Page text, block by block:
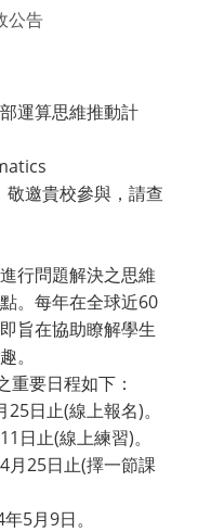
公告
運算思維推動計
邀貴校參與，請查
行問題解決之思維
。每年在全球近60
旨在協助瞭解學生
。
要日程如下：
日止(線上報名)。
日止(線上練習)。
月25日止(擇一節課
5月9日。